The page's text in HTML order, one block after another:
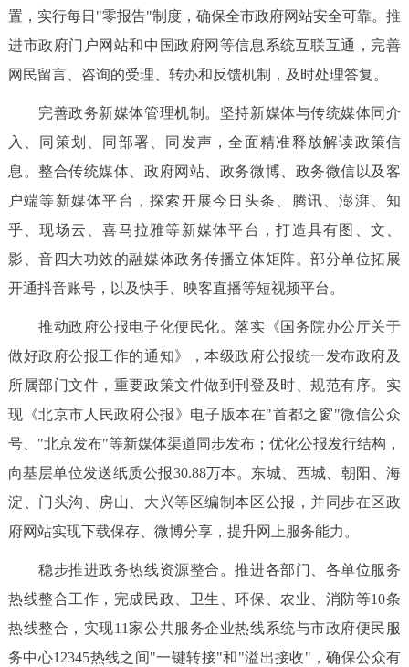
置，实行每日"零报告"制度，确保全市政府网站安全可靠。推
进市政府门户网站和中国政府网等信息系统互联互通，完善
网民留言、咨询的受理、转办和反馈机制，及时处理答复。
完善政务新媒体管理机制。坚持新媒体与传统媒体同介
入、同策划、同部署、同发声，全面精准释放解读政策信
息。整合传统媒体、政府网站、政务微博、政务微信以及客
户端等新媒体平台，探索开展今日头条、腾讯、澎湃、知
乎、现场云、喜马拉雅等新媒体平台，打造具有图、文、
影、音四大功效的融媒体政务传播立体矩阵。部分单位拓展
开通抖音账号，以及快手、映客直播等短视频平台。
推动政府公报电子化便民化。落实《国务院办公厅关于
做好政府公报工作的通知》，本级政府公报统一发布政府及
所属部门文件，重要政策文件做到刊登及时、规范有序。实
现《北京市人民政府公报》电子版本在"首都之窗"微信公众
号、"北京发布"等新媒体渠道同步发布；优化公报发行结构，
向基层单位发送纸质公报30.88万本。东城、西城、朝阳、海
淀、门头沟、房山、大兴等区编制本区公报，并同步在区政
府网站实现下载保存、微博分享，提升网上服务能力。
稳步推进政务热线资源整合。推进各部门、各单位服务
热线整合工作，完成民政、卫生、环保、农业、消防等10条
热线整合，实现11家公共服务企业热线系统与市政府便民服
务中心12345热线之间"一键转接"和"溢出接收"，确保公众有